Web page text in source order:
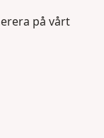
på vårt